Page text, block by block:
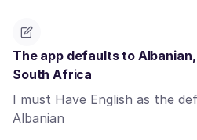
The app defaults to
South Africa
I must Have English as the
Albanian